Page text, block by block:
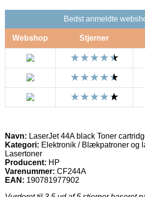
Bedst anmeldte
Webshop Stjerner
Navn: LaserJet 44A black Toner
Kategori: Elektronik / Blækpatroner og
Lasertoner
Producent: HP
Varenummer: CF244A
EAN: 190781977902